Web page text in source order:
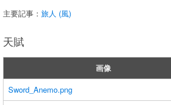
主要記事： 旅人 (風)
天賦
画像
Sword_Anemo.png